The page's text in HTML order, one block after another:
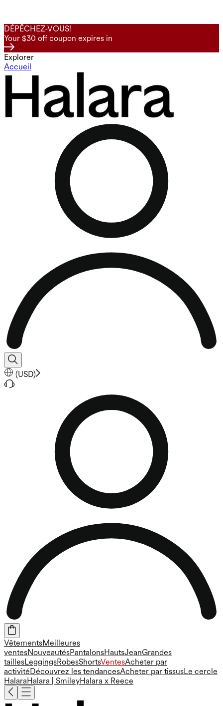
DÉPÊCHEZ-VOUS!
Your $30 off coupon expires in
Explorer
Accueil
(USD)
VêtementsMeilleures
ventesNouveautésPantalonsHautsJeanGrandes
taillesLeggingsRobesShortsVentesAcheter par
activitéDécouvrez les tendancesAcheter par tissusLe cercle
HalaraHalara | SmileyHalara x Reece